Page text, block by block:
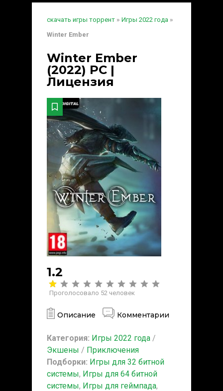
скачать игры торрент » Игры 2022 года »
Winter Ember
Winter Ember
(2022) PC |
Лицензия
1.2
Проголосовало 52 человек
Описание Комментарии
Категория: Игры 2022 года /
Экшены / Приключения
Подборки: Игры для 32 битной
системы, Игры для 64 битной
системы, Игры для геймпада,